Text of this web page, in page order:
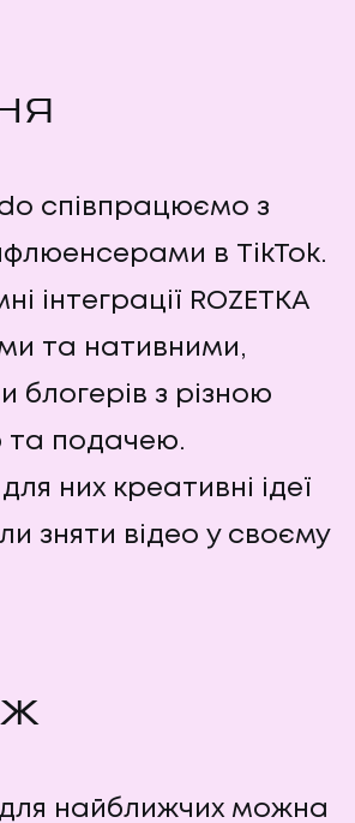
співпрацюємо з
в TikTok.
інтеграції ROZETKA
та нативними,
блогерів з різною
та подачею.
них креативні ідеї
зняти відео у своєму
найближчих можна